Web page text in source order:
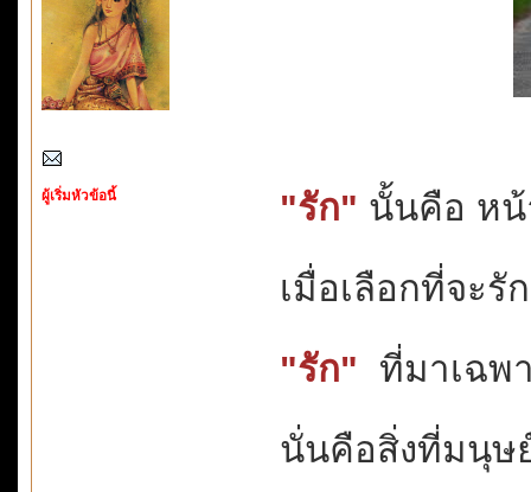
ผู้เริ่มหัวข้อนี้ "รัก" นั้นคือ ห
เมื่อเลือกที่จะ
"รัก" ที่มาเฉพ
นั่นคือสิ่งที่มนุษ